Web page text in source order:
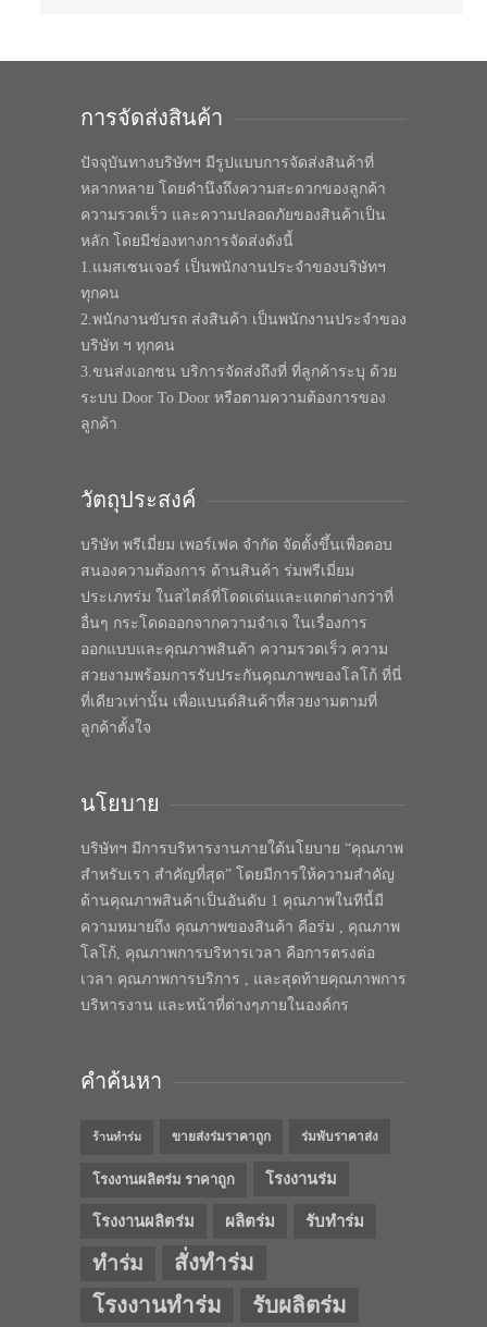
การจัดส่งสินค้า
ปัจจุบันทางบริษัทฯ มีรูปแบบการจัดส่งสินค้าที่
หลากหลาย โดยคำนึงถึงความสะดวกของลูกค้า
ความรวดเร็ว และความปลอดภัยของสินค้าเป็น
หลัก โดยมีช่องทางการจัดส่งดังนี้
1.แมสเซนเจอร์ เป็นพนักงานประจำของบริษัทฯ
ทุกคน
2.พนักงานขับรถ ส่งสินค้า เป็นพนักงานประจำของ
บริษัท ฯ ทุกคน
3.ขนส่งเอกชน บริการจัดส่งถึงที่ ที่ลูกค้าระบุ ด้วย
ระบบ Door To Door หรือตามความต้องการของ
ลูกค้า
วัตถุประสงค์
บริษัท พรีเมี่ยม เพอร์เฟค จำกัด จัดตั้งขึ้นเพื่อตอบ
สนองความต้องการ ด้านสินค้า ร่มพรีเมี่ยม
ประเภทร่ม ในสไตล์ที่โดดเด่นและแตกต่างกว่าที่
อื่นๆ กระโดดออกจากความจำเจ ในเรื่องการ
ออกแบบและคุณภาพสินค้า ความรวดเร็ว ความ
สวยงามพร้อมการรับประกันคุณภาพของโลโก้ ที่นี่
ที่เดียวเท่านั้น เพื่อแบนด์สินค้าที่สวยงามตามที่
ลูกค้าตั้งใจ
นโยบาย
บริษัทฯ มีการบริหารงานภายใต้นโยบาย “คุณภาพ
สำหรับเรา สำคัญที่สุด” โดยมีการให้ความสำคัญ
ด้านคุณภาพสินค้าเป็นอันดับ 1 คุณภาพในทีนี้มี
ความหมายถึง คุณภาพของสินค้า คือร่ม , คุณภาพ
โลโก้, คุณภาพการบริหารเวลา คือการตรงต่อ
เวลา คุณภาพการบริการ , และสุดท้ายคุณภาพการ
บริหารงาน และหน้าที่ต่างๆภายในองค์กร
คำค้นหา
ร้านทำร่ม ขายส่งร่มราคาถูก ร่มพับราคาส่ง
โรงงานผลิตร่ม ราคาถูก โรงงานร่ม
โรงงานผลิตร่ม ผลิตร่ม รับทำร่ม
ทำร่ม
สั่งทำร่ม
โรงงานทำร่ม
รับผลิตร่ม